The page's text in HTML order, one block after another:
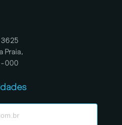
3625
Praia,
000